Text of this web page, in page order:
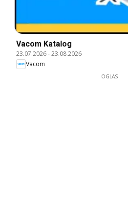
Vacom Katalog
23.07.2026-23.08.2026
Vacom
OGLAS